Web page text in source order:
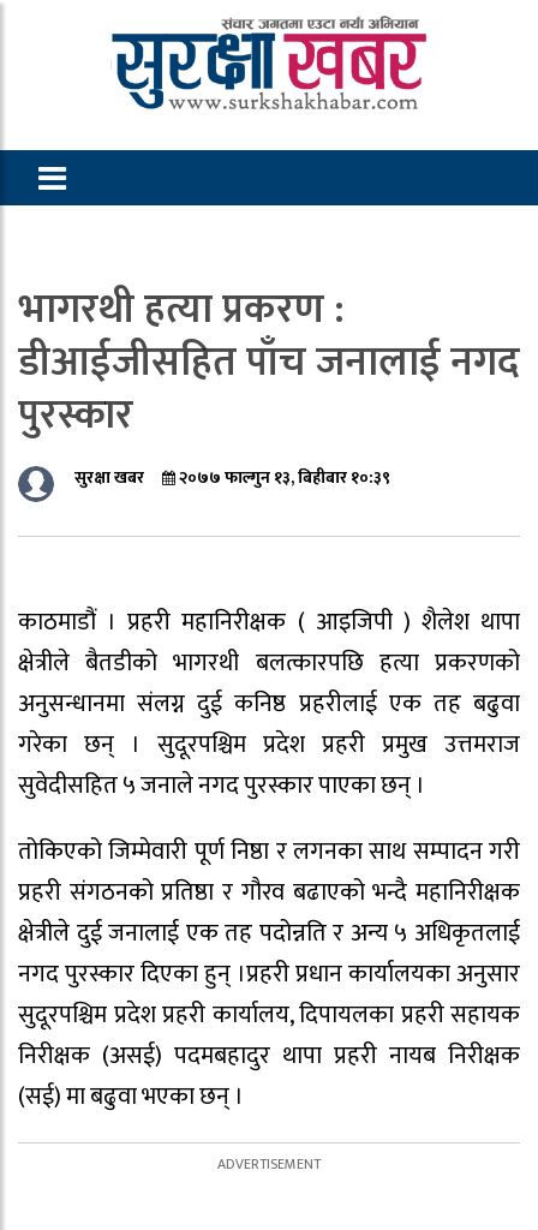
भागरथी हत्या प्रकरण :
डीआईजीसहित पाँच जनालाई नगद
पुरस्कार
सुरक्षा खबर २०७७ फाल्गुन १३, बिहीबार १०:३९
काठमाडौं । प्रहरी महानिरीक्षक ( आइजिपी ) शैलेश थापा
क्षेत्रीले बैतडीको भागरथी बलत्कारपछि हत्या प्रकरणको
अनुसन्धानमा संलग्न दुई कनिष्ठ प्रहरीलाई एक तह बढुवा
गरेका छन् । सुदूरपश्चिम प्रदेश प्रहरी प्रमुख उत्तमराज
सुवेदीसहित ५ जनाले नगद पुरस्कार पाएका छन् ।
तोकिएको जिम्मेवारी पूर्ण निष्ठा र लगनका साथ सम्पादन गरी
प्रहरी संगठनको प्रतिष्ठा र गौरव बढाएको भन्दै महानिरीक्षक
क्षेत्रीले दुई जनालाई एक तह पदोन्नति र अन्य ५ अधिकृतलाई
नगद पुरस्कार दिएका हुन् ।प्रहरी प्रधान कार्यालयका अनुसार
सुदूरपश्चिम प्रदेश प्रहरी कार्यालय, दिपायलका प्रहरी सहायक
निरीक्षक (असई) पदमबहादुर थापा प्रहरी नायब निरीक्षक
(सई) मा बढुवा भएका छन् ।